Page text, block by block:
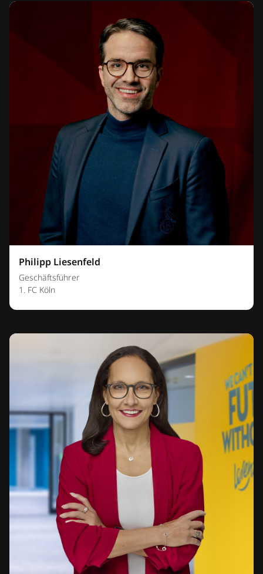
Philipp Liesenfeld
Geschäftsführer
1. FC Köln